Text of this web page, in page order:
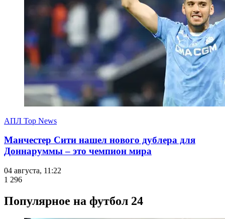
АПЛ Top News
Манчестер Сити нашел нового дублера для
Доннаруммы – это чемпион мира
04 августа, 11:22
1 296
Популярное на футбол 24